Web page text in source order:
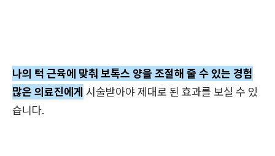
나의 턱 근육에 맞춰 보톡스 양을 조절해 줄 수 있는 경험
많은 의료진에게 시술받아야 제대로 된 효과를 보실 수 있
습니다.